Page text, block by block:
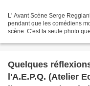
L' Avant Scène Serge
pendant que les comédiens
scène. C'est la seule photo
Quelques
l'A.E.P.Q. (Atelier